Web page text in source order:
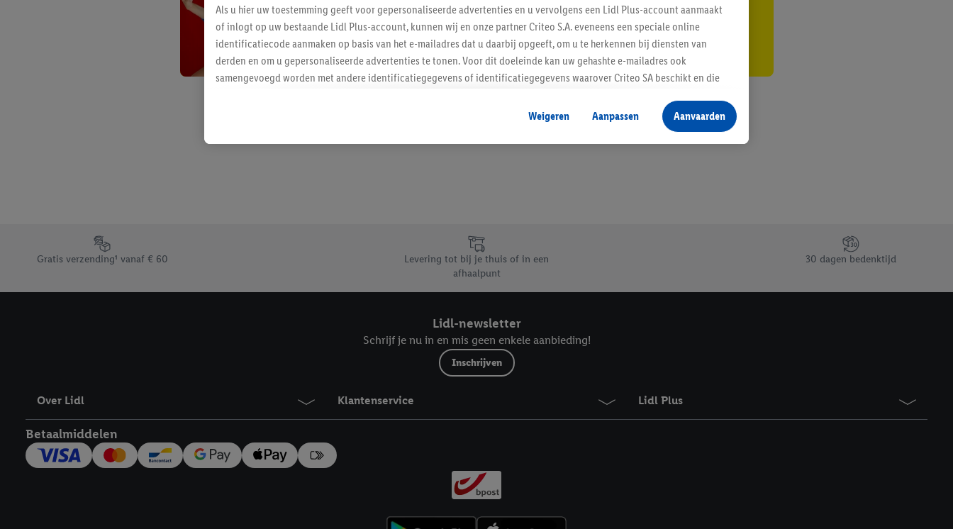
Inschrijven
Footerelement met de verschillende USPs van Lidl.be
Gratis verzending¹ vanaf € 60
Levering tot bij je thuis of in een
afhaalpunt
30 dagen bedenktijd
Lidl-newsletter
Schrijf je nu in en mis geen enkele aanbieding!
Inschrijven
Over Lidl Klantenservice Lidl Plus
Betaalmiddelen
Als u hier uw toestemming geeft voor gepersonaliseerde advertenties en u vervolgens een Lidl Plus-account aanmaakt
of inlogt op uw bestaande Lidl Plus-account, kunnen wij en onze partner Criteo S.A. eveneens een speciale online
identificatiecode aanmaken op basis van het e-mailadres dat u daarbij opgeeft, om u te herkennen bij diensten van
derden en om u gepersonaliseerde advertenties te tonen. Voor dit doeleinde kan uw gehashte e-mailadres ook
samengevoegd worden met andere identificatiegegevens of identificatiegegevens waarover Criteo SA beschikt en die
Als u hiermee akkoord gaat, kunnen advertenties in het kader van retargeting, d.w.z. advertenties voor producten waarin
u interesse hebt getoond (bijvoorbeeld door het product in de webshop aan uw winkelmandje toe te voegen, maar het
niet te kopen), ook op verschillende apparaten en verschillende Lidl-diensten worden weergegeven als er met behulp
waaronder de bewaartermijn van de gegevens en uw recht om uw toestemming te allen tijde met vooruitwerkende
privacyverklaring .Je vindt het impressum hier.
Weigeren Aanpassen Aanvaarden